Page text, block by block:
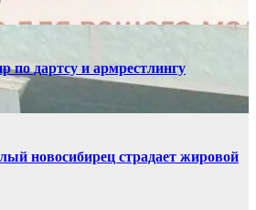
по дартсу и армрестлингу
новосибирец страдает жировой